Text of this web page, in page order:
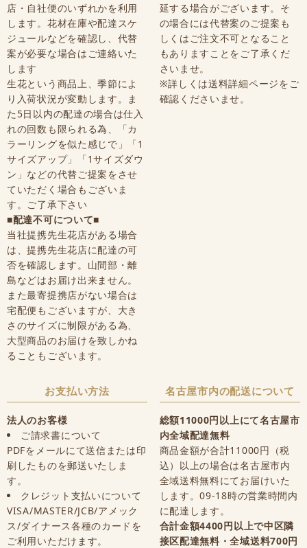
店・自社便のいずれかを利用
します。花材在庫や配達スケ
ジュールなどを確認し、代替
案が必要な場合はご連絡いた
します
生花という商品上、季節によ
り入荷状況が変動します。ま
た5日以内の配達の場合は仕入
れの回数も限られる為、「カ
ラーリングを似た感じで」「1
サイズアップ」「1サイズダウ
ン」などの代替ご提案をさせ
ていただく場合もございま
す。ご了承下さい
■配達不可について■
当社提携先生花店がある場合
は、提携先生花店に配達の可
否を確認します。山間部・離
島などはお届け出来ません。
また最寄提携店がない場合は
宅配便もございますが、大き
さのサイズに制限がある為、
大型商品のお届けを致しかね
ることもございます。
延する場合がございます。そ
の場合には代替案のご提案も
しくはご注文不可となること
もありますことをご了承くだ
さいませ。
※詳しくは送料詳細ページをご
確認くださいませ。
お支払い方法
法人のお客様
ご請求書について
PDFをメールにて送信または印
刷したものを郵送いたしま
す。
クレジット支払いについて
VISA/MASTER/JCB/アメック
ス/ダイナース各種のカードを
ご利用いただけます。
名古屋市内の配送について
総額11000円以上にて名古屋市
内全域配達無料
商品金額が合計11000円（税
込）以上の場合は名古屋市内
全域送料無料にてお届けいた
します。09-18時の営業時間内
に配達します。
合計金額4400円以上で中区隣
接区配達無料・全域送料700円